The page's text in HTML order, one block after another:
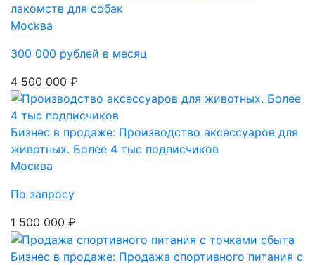
лакомств для собак
Москва
300 000 рублей в месяц
4 500 000 ₽
Бизнес в продаже: Производство аксессуаров для
животных. Более 4 тыс подписчиков
Москва
По запросу
1 500 000 ₽
Бизнес в продаже: Продажа спортивного питания с